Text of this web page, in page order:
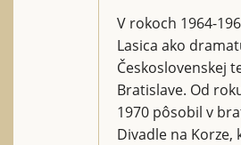
V rokoch 1964-
Lasica ako
Československej
Bratislave. Od
1970 pôsobil v
Divadle na Korze,